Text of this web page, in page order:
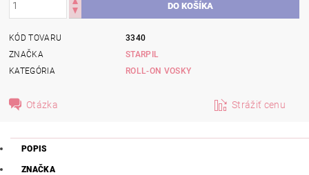
KÓD TOVARU
3340
ZNAČKA
STARPIL
KATEGÓRIA
ROLL-ON VOSKY
Otázka Strážiť cenu
POPIS
ZNAČKA